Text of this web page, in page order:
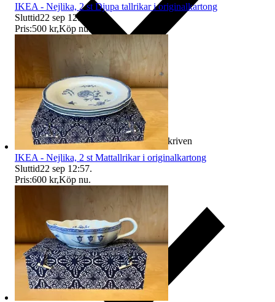
Ersättning om varan inte är som beskriven
IKEA - Nejlika, 2 st Djupa tallrikar i originalkartong
Sluttid22 sep 12:54
Pris:500 kr,Köp nu.
IKEA - Nejlika, 2 st Mattallrikar i originalkartong
Sluttid22 sep 12:57.
Pris:600 kr,Köp nu.